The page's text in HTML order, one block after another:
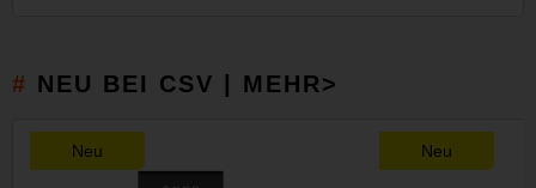
NEU BEI CSV | MEHR>
Neu Neu